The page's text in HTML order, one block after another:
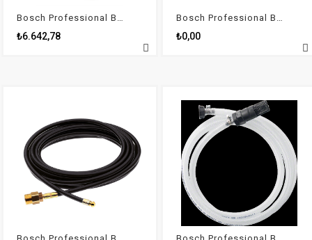
Bosch Professional Basınçlı Yıkama Aksesuarı - Köpük Hazneli Püskürtme Ucu
₺6.642,78
Bosch Professional Basınçlı Yıkama Aksesuarı - Kanal Temizleyici 8m
₺0,00